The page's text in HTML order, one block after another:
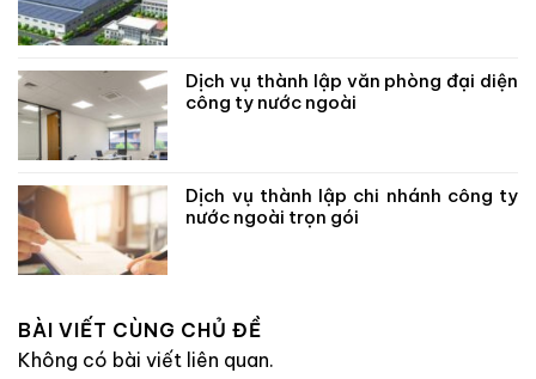
Dịch vụ thành lập văn phòng đại diện
công ty nước ngoài
Dịch vụ thành lập chi nhánh công ty
nước ngoài trọn gói
BÀI VIẾT CÙNG CHỦ ĐỀ
Không có bài viết liên quan.